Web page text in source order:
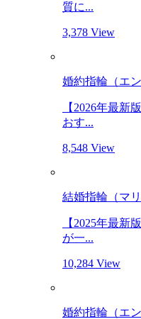
質に...
3,378 View
婚約指輪（エ
【2026年最新
おす...
8,548 View
結婚指輪（マ
【2025年最新
が一...
10,284 View
婚約指輪（エ